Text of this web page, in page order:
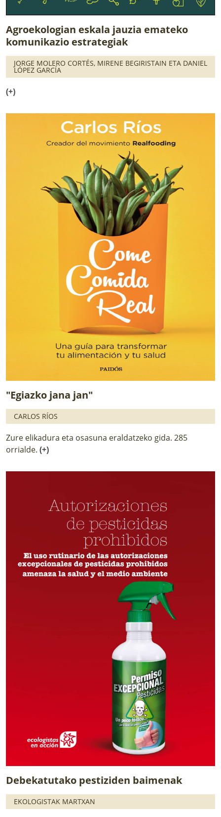
Agroekologian eskala jauzia emateko
komunikazio estrategiak
JORGE MOLERO CORTÉS, MIRENE BEGIRISTAIN ETA DANIEL
LÓPEZ GARCÍA
(+)
"Egiazko jana jan"
CARLOS RÍOS
Zure elikadura eta osasuna eraldatzeko gida. 285
orrialde. (+)
Debekatutako pestiziden baimenak
EKOLOGISTAK MARTXAN